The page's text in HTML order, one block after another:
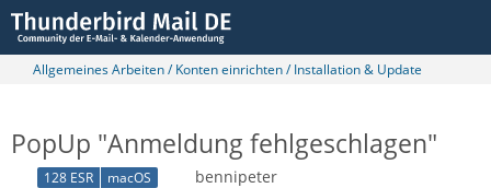
Allgemeines Arbeiten / Konten einrichten / Installation & Update
PopUp "Anmeldung fehlgeschlagen"
128 ESR macOS
bennipeter